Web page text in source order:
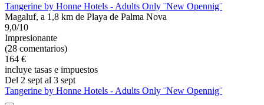
Tangerine by Honne Hotels - Adults Only ¨New Opennig¨
Magaluf, a 1,8 km de Playa de Palma Nova
9,0/10
Impresionante
(28 comentarios)
164 €
incluye tasas e impuestos
Del 2 sept al 3 sept
Tangerine by Honne Hotels - Adults Only ¨New Opennig¨